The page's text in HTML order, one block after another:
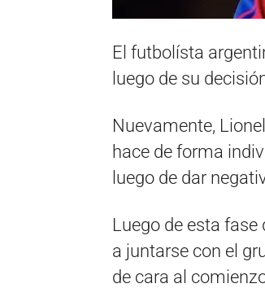
El futbolísta
luego de su
Nuevamente,
hace de forma
luego de dar
Luego de esta
a juntarse con el
de cara al